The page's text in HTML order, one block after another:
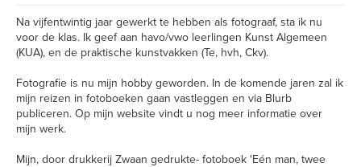
Na vijfentwintig jaar gewerkt te hebben als fotograaf, sta ik nu
voor de klas. Ik geef aan havo/vwo leerlingen Kunst Algemeen
(KUA), en de praktische kunstvakken (Te, hvh, Ckv).
Fotografie is nu mijn hobby geworden. In de komende jaren zal ik
mijn reizen in fotoboeken gaan vastleggen en via Blurb
publiceren. Op mijn website vindt u nog meer informatie over
mijn werk.
Mijn, door drukkerij Zwaan gedrukte- fotoboek 'Eén man, twee